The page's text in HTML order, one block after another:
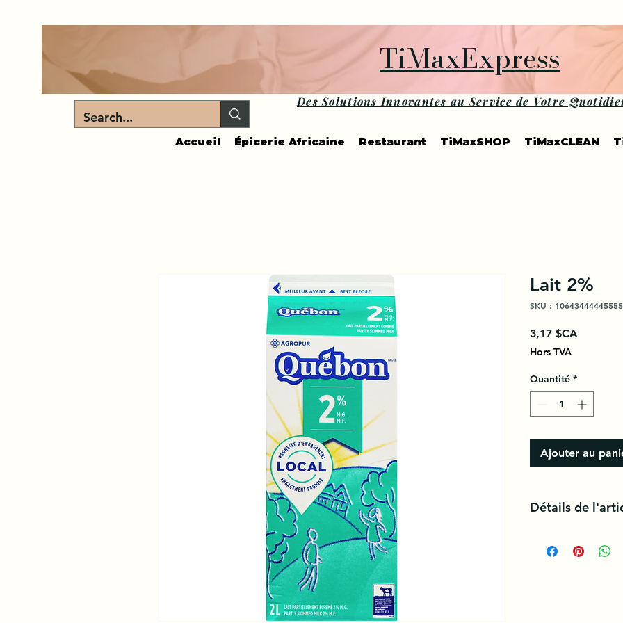
TiMaxExpress
Des Solutions Innovantes au Service de Votre
Accueil Épicerie Africaine Restaurant TiMaxSHOP TiMaxCLEAN
Lait 2%
SKU : 10643444445555
3,17 $CA
Hors TVA
Quantité *
Ajouter au
Détails de
propriété de